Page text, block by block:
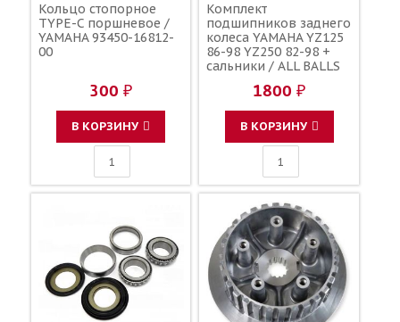
Кольцо стопорное
TYPE-C поршневое /
YAMAHA 93450-16812-
00
300 ₽
В КОРЗИНУ
Комплект
подшипников заднего
колеса YAMAHA YZ125
86-98 YZ250 82-98 +
сальники / ALL BALLS
00418-00 93306-00444-
1800 ₽
В КОРЗИНУ